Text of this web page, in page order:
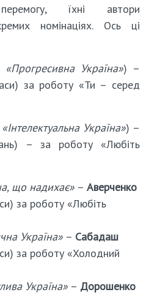
їхні автори
номінаціях. Ось ці
«Прогресивна Україна») –
за роботу «Ти – серед
«Інтелектуальна Україна») –
– за роботу «Любіть
що надихає» – Аверченко
за роботу «Любіть
Україна» – Сабадаш
за роботу «Холодний
Україна» – Дорошенко